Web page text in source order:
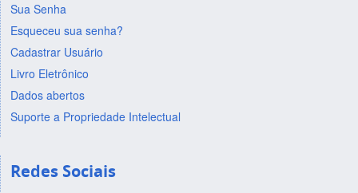
Sua Senha
Esqueceu sua senha?
Cadastrar Usuário
Livro Eletrônico
Dados abertos
Suporte a Propriedade Intelectual
Redes Sociais